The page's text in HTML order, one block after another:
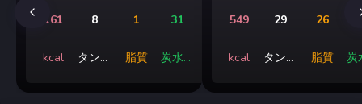
161
kcal
8
タンパ
1
脂質
31
炭水化
549
kcal
29
タンパ
26
脂質
炭